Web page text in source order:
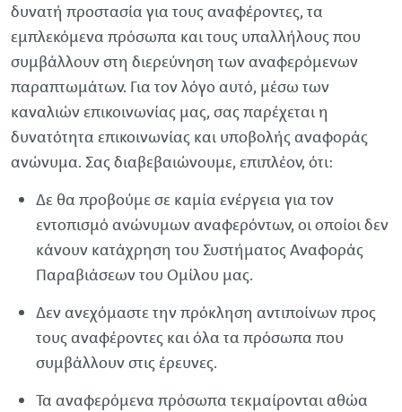
δυνατή προστασία για τους αναφέροντες, τα
εμπλεκόμενα πρόσωπα και τους υπαλλήλους που
συμβάλλουν στη διερεύνηση των αναφερόμενων
παραπτωμάτων. Για τον λόγο αυτό, μέσω των
καναλιών επικοινωνίας μας, σας παρέχεται η
δυνατότητα επικοινωνίας και υποβολής αναφοράς
ανώνυμα. Σας διαβεβαιώνουμε, επιπλέον, ότι:
Δε θα προβούμε σε καμία ενέργεια για τον
εντοπισμό ανώνυμων αναφερόντων, οι οποίοι δεν
κάνουν κατάχρηση του Συστήματος Αναφοράς
Παραβιάσεων του Ομίλου μας.
Δεν ανεχόμαστε την πρόκληση αντιποίνων προς
τους αναφέροντες και όλα τα πρόσωπα που
συμβάλλουν στις έρευνες.
Τα αναφερόμενα πρόσωπα τεκμαίρονται αθώα